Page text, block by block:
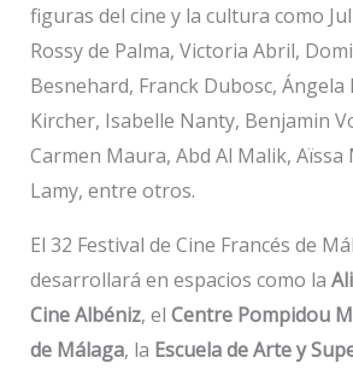
figuras del cine y la cultura como
Rossy de Palma, Victoria Abril,
Besnehard, Franck Dubosc, Ángela
Kircher, Isabelle Nanty, Benjamin
Carmen Maura, Abd Al Malik, Aïssa
Lamy, entre otros.
El 32 Festival de Cine Francés de
desarrollará en espacios como la
Cine Albéniz, el Centre Pompidou
de Málaga, la Escuela de Arte y